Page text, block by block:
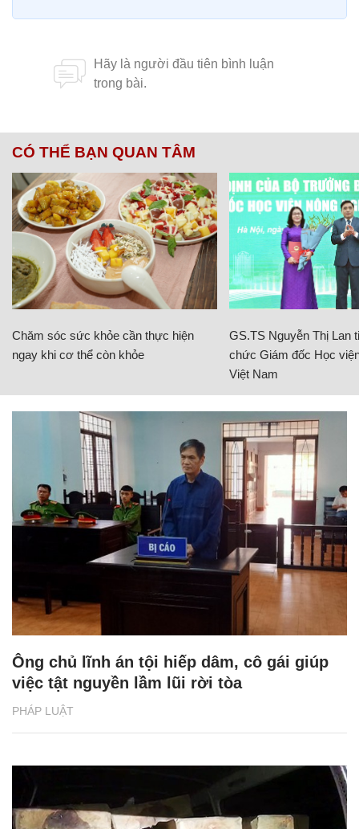
CÓ THỂ BẠN QUAN TÂM
Chăm sóc sức khỏe cần thực hiện
ngay khi cơ thể còn khỏe
GS.TS Nguyễn Thị Lan
chức Giám đốc Học
Việt Nam
PHÁP LUẬT
Ông chủ lĩnh án tội hiếp dâm, cô gái giúp
việc tật nguyền lầm lũi rời tòa